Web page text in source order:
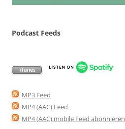
Podcast Feeds
MP3 Feed
MP4 (AAC) Feed
MP4 (AAC) mobile Feed abonnieren